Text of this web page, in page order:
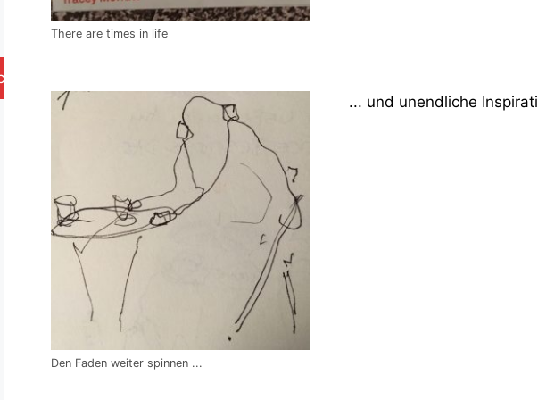
There are times in life
Den Faden weiter spinnen ...
... und unendliche